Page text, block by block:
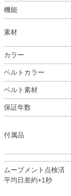
機能
素材
カラー
ベルトカラー
ベルト素材
保証年数
付属品
ムーブメント点検済
平均日差約+1秒